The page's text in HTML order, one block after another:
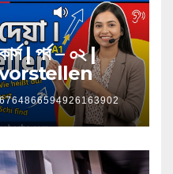
| পর্ব – ০২ |
vorstellen